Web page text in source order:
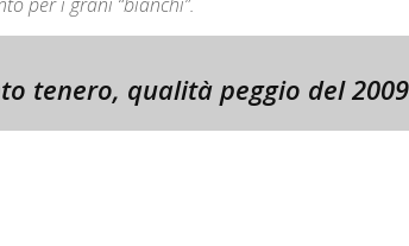
tenero, qualità peggio del 2009